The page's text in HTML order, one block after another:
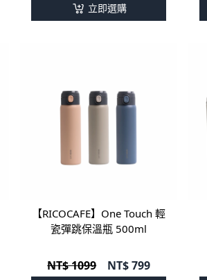
立即選購
【RICOCAFE】One Touch 輕
瓷彈跳保溫瓶 500ml
NT$ 1099 NT$799